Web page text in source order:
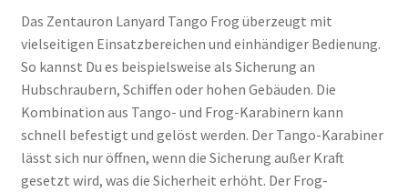
Das Zentauron Lanyard Tango Frog überzeugt mit
vielseitigen Einsatzbereichen und einhändiger Bedienung.
So kannst Du es beispielsweise als Sicherung an
Hubschraubern, Schiffen oder hohen Gebäuden. Die
Kombination aus Tango- und Frog-Karabinern kann
schnell befestigt und gelöst werden. Der Tango-Karabiner
lässt sich nur öffnen, wenn die Sicherung außer Kraft
gesetzt wird, was die Sicherheit erhöht. Der Frog-